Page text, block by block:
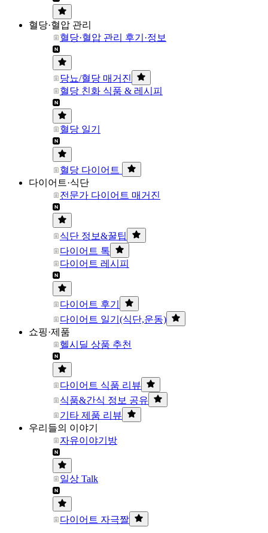
혈당·혈압 관리
혈당·혈압 관리 후기·정보
당뇨/혈당 매거진
혈당 친화 식품 & 레시피
혈당 일기
혈당 다이어트
다이어트·식단
전문가 다이어트 매거진
식단 정보&꿀팁
다이어트 톡
다이어트 레시피
다이어트 후기
다이어트 일기(식단,운동)
쇼핑·제품
헬시딜 상품 추천
다이어트 식품 리뷰
식품&간식 정보 공유
기타 제품 리뷰
우리들의 이야기
자유이야기방
일상 Talk
다이어트 자극짤